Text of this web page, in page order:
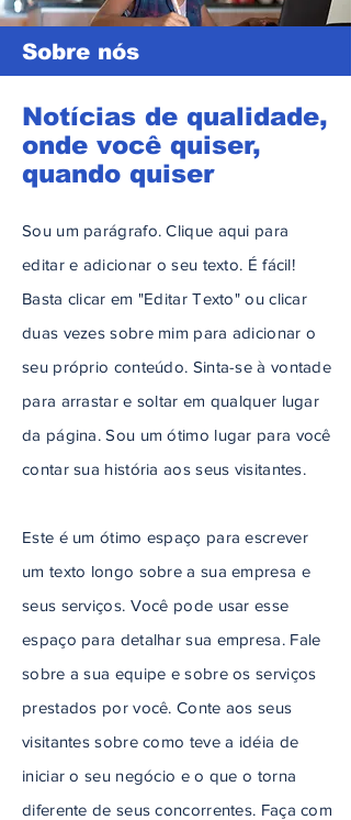
Sobre nós
Notícias de qualidade,
onde você quiser,
quando quiser
Sou um parágrafo. Clique aqui para
editar e adicionar o seu texto. É fácil!
Basta clicar em "Editar Texto" ou clicar
duas vezes sobre mim para adicionar o
seu próprio conteúdo. Sinta-se à vontade
para arrastar e soltar em qualquer lugar
da página. Sou um ótimo lugar para você
contar sua história aos seus visitantes.
Este é um ótimo espaço para escrever
um texto longo sobre a sua empresa e
seus serviços. Você pode usar esse
espaço para detalhar sua empresa. Fale
sobre a sua equipe e sobre os serviços
prestados por você. Conte aos seus
visitantes sobre como teve a idéia de
iniciar o seu negócio e o que o torna
diferente de seus concorrentes. Faça com